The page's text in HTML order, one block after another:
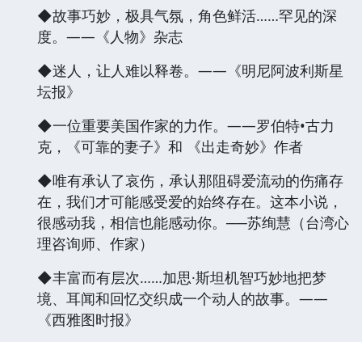
◆故事巧妙，极具气氛，角色鲜活……罕见的深
度。——《人物》杂志
◆迷人，让人难以释卷。——《明尼阿波利斯星
坛报》
◆一位重要美国作家的力作。——罗伯特•古力
克，《可靠的妻子》和 《出走奇妙》作者
◆唯有承认了哀伤，承认那阻碍爱流动的伤痛存
在，我们才可能感受爱的始终存在。这本小说，
很感动我，相信也能感动你。──苏绚慧（台湾心
理咨询师、作家）
◆丰富而有层次……加思·斯坦机智巧妙地把梦
境、耳闻和回忆交织成一个动人的故事。——
《西雅图时报》